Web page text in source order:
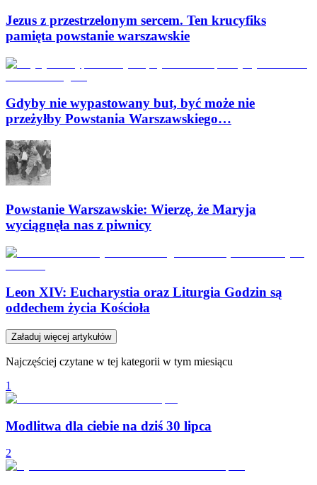
Jezus z przestrzelonym sercem. Ten krucyfiks
pamięta powstanie warszawskie
Gdyby nie wypastowany but, być może nie
przeżyłby Powstania Warszawskiego…
Powstanie Warszawskie: Wierzę, że Maryja
wyciągnęła nas z piwnicy
Leon XIV: Eucharystia oraz Liturgia Godzin są
oddechem życia Kościoła
Załaduj więcej artykułów
Najczęściej czytane w tej kategorii w tym miesiącu
1
Modlitwa dla ciebie na dziś 30 lipca
2